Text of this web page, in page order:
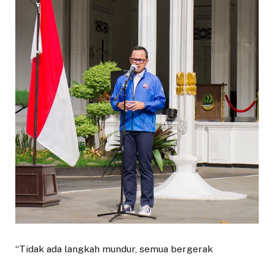
“Tidak ada langkah mundur, semua bergerak